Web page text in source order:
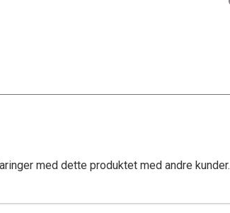
med dette produktet med andre kunder.